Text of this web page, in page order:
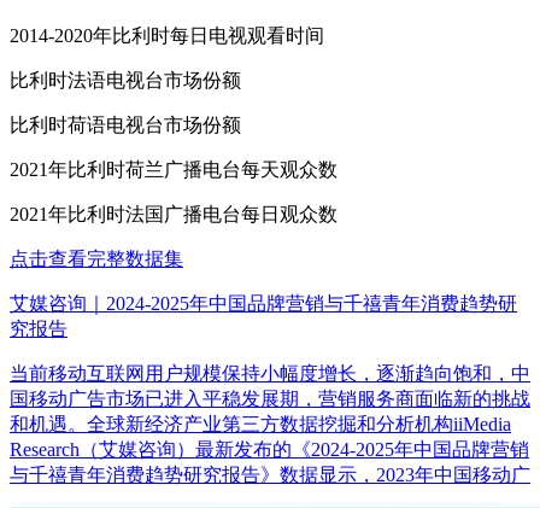
2014-2020年比利时每日电视观看时间
比利时法语电视台市场份额
比利时荷语电视台市场份额
2021年比利时荷兰广播电台每天观众数
2021年比利时法国广播电台每日观众数
点击查看完整数据集
艾媒咨询｜2024-2025年中国品牌营销与千禧青年消费趋势研
究报告
当前移动互联网用户规模保持小幅度增长，逐渐趋向饱和，中
国移动广告市场已进入平稳发展期，营销服务商面临新的挑战
和机遇。全球新经济产业第三方数据挖掘和分析机构iiMedia
Research（艾媒咨询）最新发布的《2024-2025年中国品牌营销
与千禧青年消费趋势研究报告》数据显示，2023年中国移动广